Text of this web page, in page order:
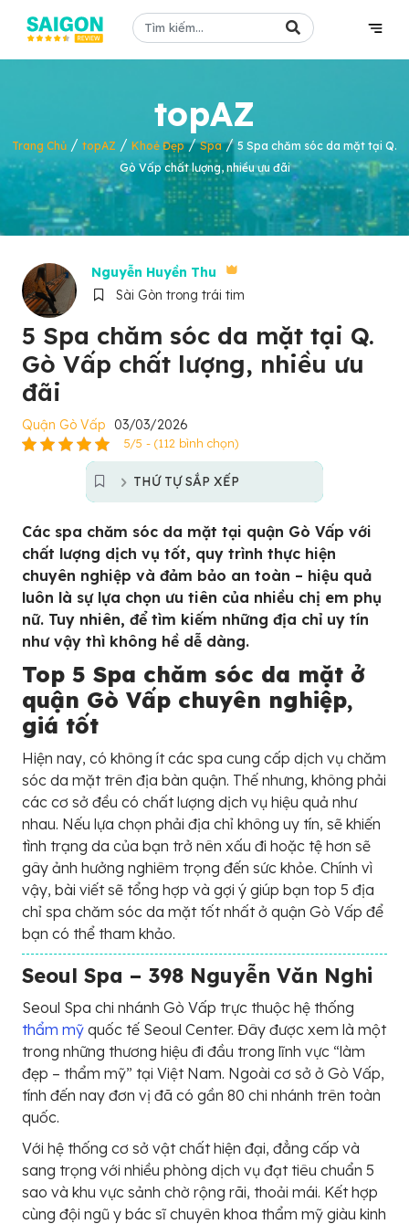
topAZ
Trang Chủ / topAZ / Khoẻ Đẹp/Spa/ 5 Spa chăm sóc da mặt tại Q.
Gò Vấp chất lượng, nhiều ưu đãi
Nguyễn Huyền Thu
Sài Gòn trong trái tim
5 Spa chăm sóc da mặt tại Q.
Gò Vấp chất lượng, nhiều ưu
đãi
Quận Gò Vấp 03/03/2026
5/5 - (112 bình chọn)
THỨ TỰ SẮP XẾP
Các spa chăm sóc da mặt tại quận Gò Vấp với
chất lượng dịch vụ tốt, quy trình thực hiện
chuyên nghiệp và đảm bảo an toàn – hiệu quả
luôn là sự lựa chọn ưu tiên của nhiều chị em phụ
nữ. Tuy nhiên, để tìm kiếm những địa chỉ uy tín
như vậy thì không hề dễ dàng.
Top 5 Spa chăm sóc da mặt ở
quận Gò Vấp chuyên nghiệp,
giá tốt
Hiện nay, có không ít các spa cung cấp dịch vụ chăm
sóc da mặt trên địa bàn quận. Thế nhưng, không phải
các cơ sở đều có chất lượng dịch vụ hiệu quả như
nhau. Nếu lựa chọn phải địa chỉ không uy tín, sẽ khiến
tình trạng da của bạn trở nên xấu đi hoặc tệ hơn sẽ
gây ảnh hưởng nghiêm trọng đến sức khỏe. Chính vì
vậy, bài viết sẽ tổng hợp và gợi ý giúp bạn top 5 địa
chỉ spa chăm sóc da mặt tốt nhất ở quận Gò Vấp để
bạn có thể tham khảo.
Seoul Spa – 398 Nguyễn Văn Nghi
Seoul Spa chi nhánh Gò Vấp trực thuộc hệ thống
thẩm mỹ quốc tế Seoul Center. Đây được xem là một
trong những thương hiệu đi đầu trong lĩnh vực “làm
đẹp – thẩm mỹ” tại Việt Nam. Ngoài cơ sở ở Gò Vấp,
tính đến nay đơn vị đã có gần 80 chi nhánh trên toàn
quốc.
Với hệ thống cơ sở vật chất hiện đại, đẳng cấp và
sang trọng với nhiều phòng dịch vụ đạt tiêu chuẩn 5
sao và khu vực sảnh chờ rộng rãi, thoải mái. Kết hợp
cùng đội ngũ y bác sĩ chuyên khoa thẩm mỹ giàu kinh